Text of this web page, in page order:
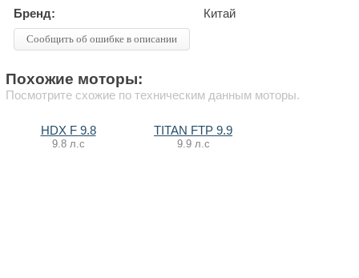
Бренд:
Китай
Сообщить об ошибке в описании
Похожие моторы:
Посмотрите схожие по техническим данным моторы.
HDX F 9.8
9.8 л.с
TITAN FTP 9.9
9.9 л.с